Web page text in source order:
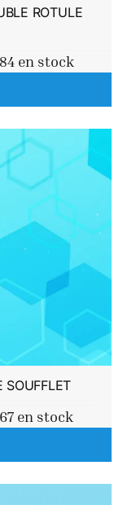
ROTULE
en stock
SOUFFLET
en stock